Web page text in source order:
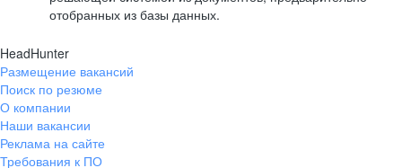
отобранных из базы данных.
HeadHunter
Размещение вакансий
Поиск по резюме
О компании
Наши вакансии
Реклама на сайте
Требования к ПО